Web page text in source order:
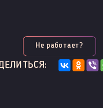
Не работает?